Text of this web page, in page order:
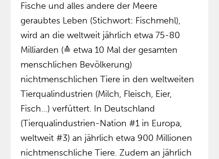
Fische und alles andere der Meere
geraubtes Leben (Stichwort: Fischmehl),
wird an die weltweit jährlich etwa 75-80
Milliarden (≙ etwa 10 Mal der gesamten
menschlichen Bevölkerung)
nichtmenschlichen Tiere in den weltweiten
Tierqualindustrien (Milch, Fleisch, Eier,
Fisch…) verfüttert. In Deutschland
(Tierqualindustrien-Nation #1 in Europa,
weltweit #3) an jährlich etwa 900 Millionen
nichtmenschliche Tiere. Zudem an jährlich